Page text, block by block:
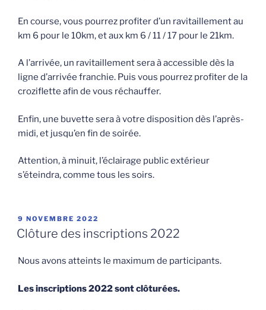
En course, vous pourrez profiter d’un ravitaillement au
km 6 pour le 10km, et aux km 6 / 11 / 17 pour le 21km.
A l’arrivée, un ravitaillement sera à accessible dès la
ligne d’arrivée franchie. Puis vous pourrez profiter de la
croziflette afin de vous réchauffer.
Enfin, une buvette sera à votre disposition dès l’après-
midi, et jusqu’en fin de soirée.
Attention, à minuit, l’éclairage public extérieur
s’éteindra, comme tous les soirs.
PUBLIÉ
LE
9 NOVEMBRE 2022
Clôture des inscriptions 2022
Nous avons atteints le maximum de participants.
Les inscriptions 2022 sont clôturées.